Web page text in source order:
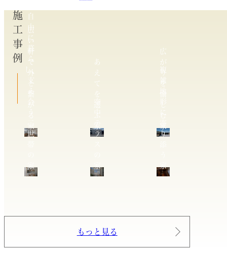
施工事例
広
い
軒
で
外
と
繋
が
る
あ
え
て
を
選
広
が
り
を
愉
し
自
由
に
暮
ら
し、
支
え
合
う
世
家
空
ラ
家
複
雑
地
形
り
家
もっと見る